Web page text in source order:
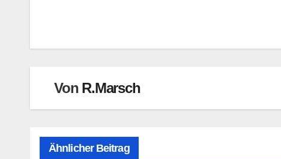
Von R.Marsch
Ähnlicher Beitrag